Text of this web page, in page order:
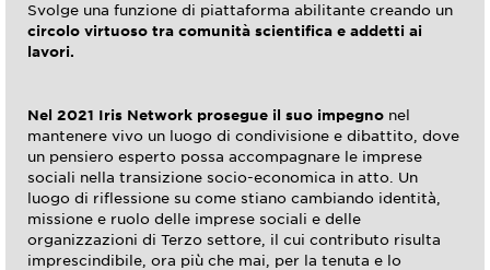
Svolge una funzione di piattaforma abilitante creando un
circolo virtuoso tra comunità scientifica e addetti ai
lavori.
Nel 2021 Iris Network prosegue il suo impegno nel
mantenere vivo un luogo di condivisione e dibattito, dove
un pensiero esperto possa accompagnare le imprese
sociali nella transizione socio-economica in atto. Un
luogo di riflessione su come stiano cambiando identità,
missione e ruolo delle imprese sociali e delle
organizzazioni di Terzo settore, il cui contributo risulta
imprescindibile, ora più che mai, per la tenuta e lo